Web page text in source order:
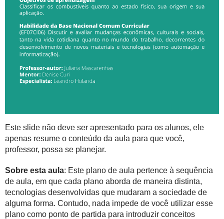
Este slide não deve ser apresentado para os alunos, ele
apenas resume o conteúdo da aula para que você,
professor, possa se planejar.
Sobre esta aula: Este plano de aula pertence à sequência
de aula, em que cada plano aborda de maneira distinta,
tecnologias desenvolvidas que mudaram a sociedade de
alguma forma. Contudo, nada impede de você utilizar esse
plano como ponto de partida para introduzir conceitos